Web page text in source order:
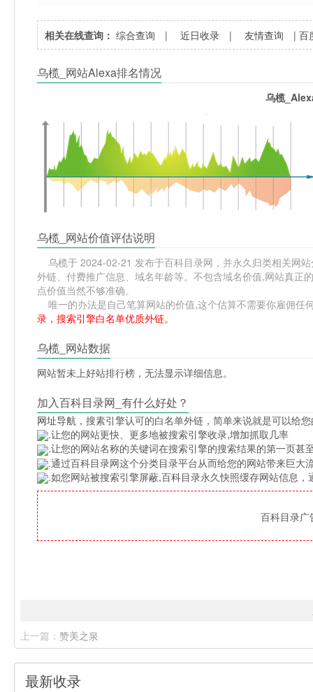
相关在线查询： 综合查询 |近日收录 |友情查询 |百
乌榄_网站Alexa排名情况
乌榄
乌榄_网站价值评估说明
乌榄于 2024-02-21 发布于百科目录网，并永久归类相关网
外链、付费推广信息、域名年龄等。不包含域名价值,网站真
点价值当然不够准确。
唯一的办法是自己笔算网站的价值,这个估算不需要你雇佣任
录，搜索引擎白名单优质外链。
乌榄_网站数据
网站暂未上好站排行榜，无法显示详细信息。
加入百科目录网_有什么好处？
网址导航 ，搜素引擎认可的白名单外链，简单来说就是可以给
.让您的网站更快、更多地被搜索引擎收录,增加抓取几率
.让您的网站名称的关键词在搜索引擎的搜索结果的第一页甚
.通过百科目录网这个分类目录平台从而给您的网站带来巨大
.如您网站被搜索引擎屏蔽,百科目录永久快照缓存网站信息
百科目录
上一篇： 赞美之泉
最新收录